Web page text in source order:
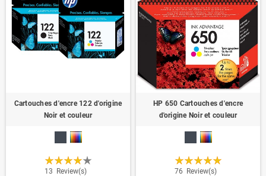
Cartouches d'encre 122 d'origine
Noir et couleur
13 Review(s)
HP 650 Cartouches d'encre
d'origine Noir et couleur
76 Review(s)